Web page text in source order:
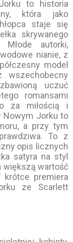
to historia
która jako
staje się
skrywanego
autorki,
nianie, z
model
wszechobecny
uczuć
romansami
za miłością i
Nowym Jorku to
a przy tym
To z
opis licznych
satyra na styl
większą wartość
premiera
ze Scarlett